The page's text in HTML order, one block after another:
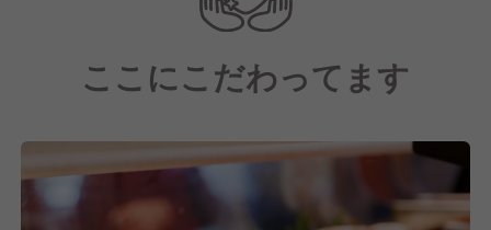
「包丁を握るのは初めて」「接客が初めて」という人
も、基本的な技術から身につけられる研修です。調理
が得意な方、接客が好きな方、様々な方が活躍できる
最初から出来る人はいません。少しずつ店長への道を
歩んでいきましょう！
ここにこだわってます